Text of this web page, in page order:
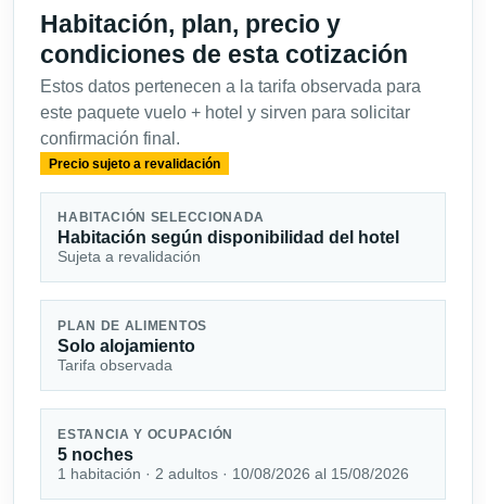
Habitación, plan, precio y
condiciones de esta cotización
Estos datos pertenecen a la tarifa observada para
este paquete vuelo + hotel y sirven para solicitar
confirmación final.
Precio sujeto a revalidación
HABITACIÓN SELECCIONADA
Habitación según disponibilidad del hotel
Sujeta a revalidación
PLAN DE ALIMENTOS
Solo alojamiento
Tarifa observada
ESTANCIA Y OCUPACIÓN
5 noches
1 habitación · 2 adultos · 10/08/2026 al 15/08/2026